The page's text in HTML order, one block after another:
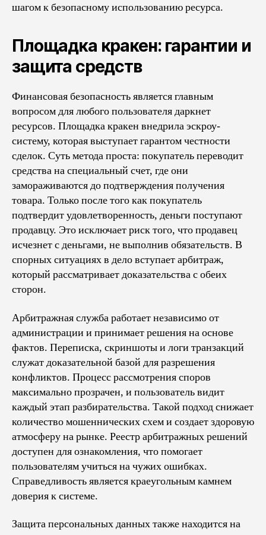
шагом к безопасному использованию ресурса.
Площадка кракен: гарантии и
защита средств
Финансовая безопасность является главным
вопросом для любого пользователя даркнет
ресурсов. Площадка кракен внедрила эскроу-
систему, которая выступает гарантом честности
сделок. Суть метода проста: покупатель переводит
средства на специальный счет, где они
замораживаются до подтверждения получения
товара. Только после того как покупатель
подтвердит удовлетворенность, деньги поступают
продавцу. Это исключает риск того, что продавец
исчезнет с деньгами, не выполнив обязательств. В
спорных ситуациях в дело вступает арбитраж,
который рассматривает доказательства с обеих
сторон.
Арбитражная служба работает независимо от
администрации и принимает решения на основе
фактов. Переписка, скриншоты и логи транзакций
служат доказательной базой для разрешения
конфликтов. Процесс рассмотрения споров
максимально прозрачен, и пользователь видит
каждый этап разбирательства. Такой подход снижает
количество мошеннических схем и создает здоровую
атмосферу на рынке. Реестр арбитражных решений
доступен для ознакомления, что помогает
пользователям учиться на чужих ошибках.
Справедливость является краеугольным камнем
доверия к системе.
Защита персональных данных также находится на